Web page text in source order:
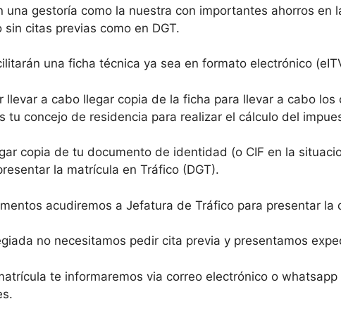
una gestoría como la nuestra con importantes ahorros
citas previas como en DGT.
una ficha técnica ya sea en formato electrónico
llevar a cabo llegar copia de la ficha para llevar a cabo
tu concejo de residencia para realizar el cálculo del
copia de tu documento de identidad (o CIF en la
la matrícula en Tráfico (DGT).
acudiremos a Jefatura de Tráfico para presentar la
no necesitamos pedir cita previa y presentamos
te informaremos via correo electrónico o